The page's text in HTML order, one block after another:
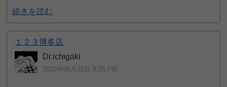
続きを読む
１２３博多店
Dr.ichigaki
2022年05月31日 8:25 PM